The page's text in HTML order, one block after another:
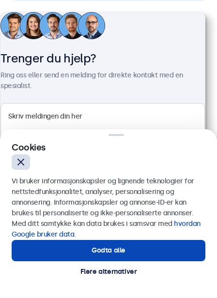
22" Touchskjerm Metall
Artikkelnr.:22TS7M
100+ stykker på lager
Full HD multi-touch panel
HDMI, DisplayPort, USB-C, VGA
Montering: bord, innebygget, vegg
Ytre mål: 522 x 317 x 45 mm
Trenger du hjelp?
Ring oss eller send en melding for direkte kontakt med en
spesialist.
Send
Eller ring oss på
Kontakt våre spesialister.
Cookies
Vi bruker informasjonskapsler og lignende teknologier for
nettstedfunksjonalitet, analyser, personalisering og
annonsering. Informasjonskapsler og annonse-ID-er kan
brukes til personaliserte og ikke-personaliserte annonser.
Med ditt samtykke kan data brukes i samsvar med hvordan
Google bruker data.
Godta alle
Flere alternativer